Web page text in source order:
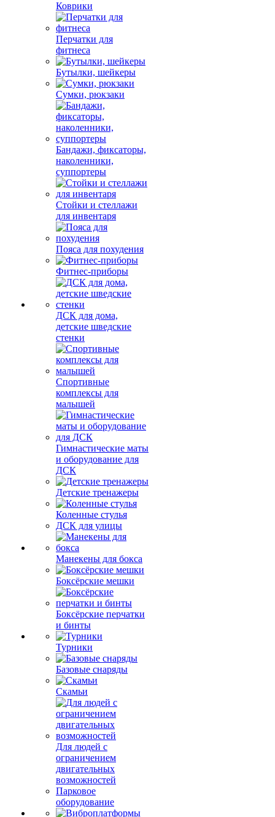
Коврики
Перчатки для
фитнеса
Бутылки, шейкеры
Сумки, рюкзаки
Бандажи, фиксаторы,
наколенники,
суппортеры
Стойки и стеллажи
для инвентаря
Пояса для похудения
Фитнес-приборы
ДСК для дома,
детские шведские
стенки
Спортивные
комплексы для
малышей
Гимнастические маты
и оборудование для
ДСК
Детские тренажеры
Коленные стулья
ДСК для улицы
Манекены для бокса
Боксёрские мешки
Боксёрские перчатки
и бинты
Турники
Базовые снаряды
Скамьи
Для людей с
ограничением
двигательных
возможностей
Парковое
оборудование